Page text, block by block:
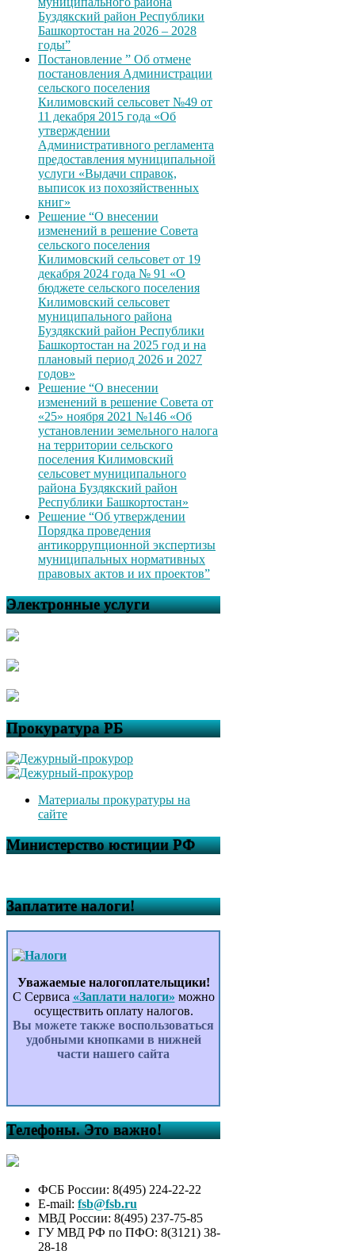
Буздякский район Республики
Башкортостан на 2026 – 2028
годы”
Постановление ” Об отмене
постановления Администрации
сельского поселения
Килимовский сельсовет №49 от
11 декабря 2015 года «Об
утверждении
Административного регламента
предоставления муниципальной
услуги «Выдачи справок,
выписок из похозяйственных
книг»
Решение “О внесении
изменений в решение Совета
сельского поселения
Килимовский сельсовет от 19
декабря 2024 года № 91 «О
бюджете сельского поселения
Килимовский сельсовет
муниципального района
Буздякский район Республики
Башкортостан на 2025 год и на
плановый период 2026 и 2027
годов»
Решение “О внесении
изменений в решение Совета от
«25» ноября 2021 №146 «Об
установлении земельного налога
на территории сельского
поселения Килимовский
сельсовет муниципального
района Буздякский район
Республики Башкортостан»
Решение “Об утверждении
Порядка проведения
антикоррупционной экспертизы
муниципальных нормативных
правовых актов и их проектов”
Электронные услуги
Прокуратура РБ
Материалы прокуратуры на
сайте
Министерство юстиции РФ
Заплатите налоги!
Уважаемые налогоплательщики!
С Сервиса «Заплати налоги» можно
осуществить оплату налогов.
Вы можете также воспользоваться
удобными кнопками в нижней
части нашего сайта
Телефоны. Это важно!
ФСБ России: 8(495) 224-22-22
E-mail: fsb@fsb.ru
МВД России: 8(495) 237-75-85
ГУ МВД РФ по ПФО: 8(3121) 38-
28-18